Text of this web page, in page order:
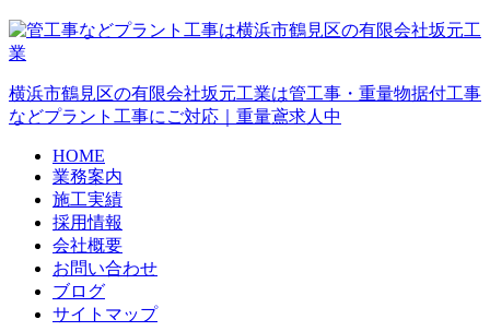
横浜市鶴見区の有限会社坂元工業は管工事・重量物据付工事
などプラント工事にご対応｜重量鳶求人中
HOME
業務案内
施工実績
採用情報
会社概要
お問い合わせ
ブログ
サイトマップ